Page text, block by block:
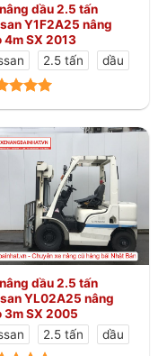
dầu 2.5 tấn
Y1F2A25 nâng
4m SX 2013
2.5 tấn dầu
dầu 2.5 tấn
YL02A25 nâng
3m SX 2005
2.5 tấn dầu